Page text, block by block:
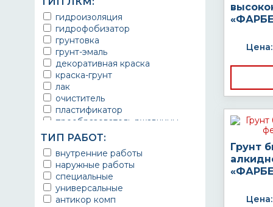
ТЕРМА
УРЕПЛЕН
гидроизоляция
гидрофобизатор
грунтовка
грунт-эмаль
декоративная краска
краска-грунт
лак
очиститель
пластификатор
преобразователь ржавчины
эмаль
Краска
Покрытие
грунт эмаль
защитное покрытие
ТИП РАБОТ:
внутренние работы
наружные работы
специальные
универсальные
антикор комп
Цена:
Грунт
Цена: